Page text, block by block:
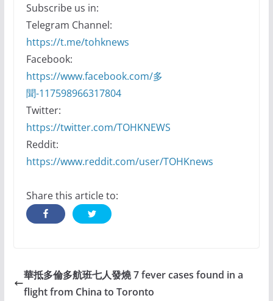
Subscribe us in:
Telegram Channel:
https://t.me/tohknews
Facebook:
https://www.facebook.com/多
聞-117598966317804
Twitter:
https://twitter.com/TOHKNEWS
Reddit:
https://www.reddit.com/user/TOHKnews
Share this article to:
華抵多倫多航班七人發燒 7 fever cases found in a
flight from China to Toronto